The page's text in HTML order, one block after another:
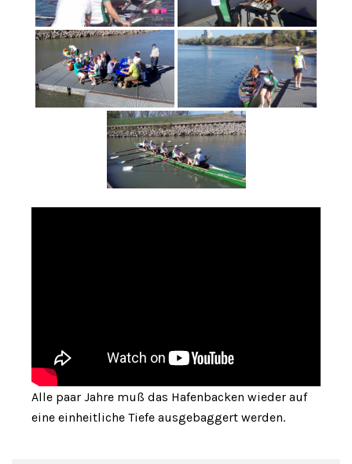
Alle paar Jahre muß das Hafenbacken wieder auf
eine einheitliche Tiefe ausgebaggert werden.